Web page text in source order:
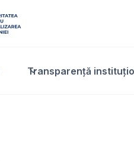
Transparență